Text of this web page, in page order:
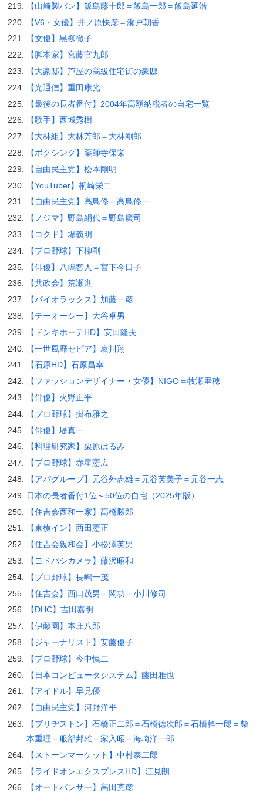
【山崎製パン】飯島藤十郎＝飯島一郎＝飯島延浩
【V6・女優】井ノ原快彦＝瀬戸朝香
【女優】黒柳徹子
【脚本家】宮藤官九郎
【大豪邸】芦屋の高級住宅街の豪邸
【光通信】重田康光
【最後の長者番付】2004年高額納税者の自宅一覧
【歌手】西城秀樹
【大林組】大林芳郎＝大林剛郎
【ボクシング】薬師寺保栄
【自由民主党】松本剛明
【YouTuber】桐崎栄二
【自由民主党】高鳥修＝高鳥修一
【ノジマ】野島絹代＝野島廣司
【コクド】堤義明
【プロ野球】下柳剛
【俳優】八嶋智人＝宮下今日子
【共政会】荒瀬進
【パイオラックス】加藤一彦
【テーオーシー】大谷卓男
【ドンキホーテHD】安田隆夫
【一世風靡セピア】哀川翔
【石原HD】石原昌幸
【ファッションデザイナー・女優】NIGO＝牧瀬里穂
【俳優】火野正平
【プロ野球】掛布雅之
【俳優】堤真一
【料理研究家】栗原はるみ
【プロ野球】赤星憲広
【アパグループ】元谷外志雄＝元谷芙美子＝元谷一志
日本の長者番付1位～50位の自宅（2025年版）
【住吉会西和一家】髙橋勝郎
【東横イン】西田憲正
【住吉会親和会】小松澤英男
【ヨドバシカメラ】藤沢昭和
【プロ野球】長嶋一茂
【住吉会】西口茂男＝関功＝小川修司
【DHC】吉田嘉明
【伊藤園】本庄八郎
【ジャーナリスト】安藤優子
【プロ野球】今中慎二
【日本コンピュータシステム】藤田雅也
【アイドル】早見優
【自由民主党】河野洋平
【ブリヂストン】石橋正二郎＝石橋徳次郎＝石橋幹一郎＝柴
本重理＝服部邦雄＝家入昭＝海埼洋一郎
【ストーンマーケット】中村泰二郎
【ライドオンエクスプレスHD】江見朗
【オートパンサー】高田克彦